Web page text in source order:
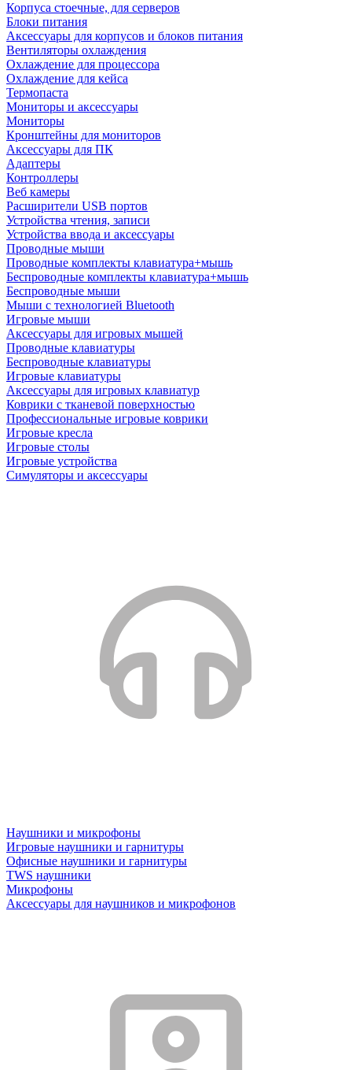
Корпуса стоечные, для серверов
Блоки питания
Аксессуары для корпусов и блоков питания
Вентиляторы охлаждения
Охлаждение для процессора
Охлаждение для кейса
Термопаста
Мониторы и аксессуары
Мониторы
Кронштейны для мониторов
Аксессуары для ПК
Адаптеры
Контроллеры
Веб камеры
Расширители USB портов
Устройства чтения, записи
Устройства ввода и аксессуары
Проводные мыши
Проводные комплекты клавиатура+мышь
Беспроводные комплекты клавиатура+мышь
Беспроводные мыши
Мыши с технологией Bluetooth
Игровые мыши
Аксессуары для игровых мышей
Проводные клавиатуры
Беспроводные клавиатуры
Игровые клавиатуры
Аксессуары для игровых клавиатур
Коврики с тканевой поверхностью
Профессиональные игровые коврики
Игровые кресла
Игровые столы
Игровые устройства
Симуляторы и аксессуары
Наушники и микрофоны
Игровые наушники и гарнитуры
Офисные наушники и гарнитуры
TWS наушники
Микрофоны
Аксессуары для наушников и микрофонов